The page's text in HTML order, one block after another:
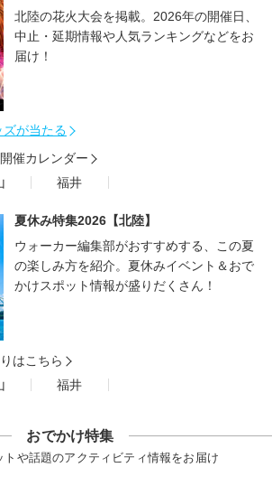
北陸の花火大会を掲載。2026年の開催日、
中止・延期情報や人気ランキングなどをお
届け！
が当たる
催カレンダー
福井
夏休み特集2026【北陸】
ウォーカー編集部がおすすめする、この夏
の楽しみ方を紹介。夏休みイベント＆おで
かけスポット情報が盛りだくさん！
はこちら
福井
おでかけ特集
トや話題のアクティビティ情報をお届け